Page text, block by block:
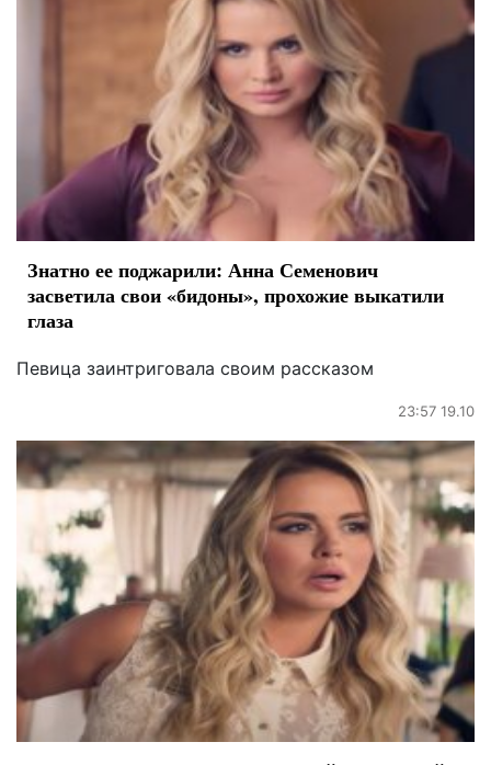
Знатно ее поджарили: Анна Семенович
засветила свои «бидоны», прохожие выкатили
глаза
Певица заинтриговала своим рассказом
23:57 19.10